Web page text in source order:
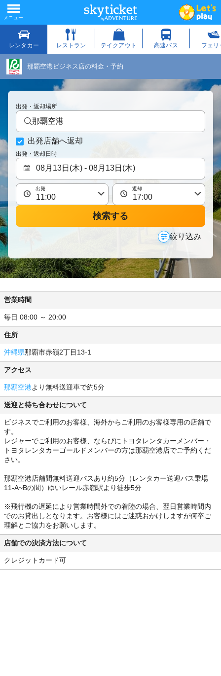
那覇空港ビジネス店の料金・予約
出発・返却場所
那覇空港
出発店舗へ返却
出発・返却日時
出発 返却
検索する
絞り込み
営業時間
毎日 08:00 ～ 20:00
住所
沖縄県那覇市赤嶺2丁目13-1
アクセス
那覇空港より無料送迎車で約5分
送迎と待ち合わせについて
ビジネスでご利用のお客様、海外からご利用のお客様専用の店舗で
す。
レジャーでご利用のお客様、ならびにトヨタレンタカーメンバー・
トヨタレンタカーゴールドメンバーの方は那覇空港店でご予約くだ
さい。
那覇空港店舗間無料送迎バスあり約5分（レンタカー送迎バス乗場
11-A~Bの間）ゆいレール赤嶺駅より徒歩5分
※飛行機の遅延により営業時間外での着陸の場合、翌日営業時間内
でのお貸出しとなります。お客様にはご迷惑おかけしますが何卒ご
理解とご協力をお願いします。
店舗での決済方法について
クレジットカード可